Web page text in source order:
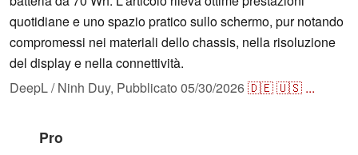
quotidiane e uno spazio pratico sullo schermo, pur notando
compromessi nei materiali dello chassis, nella risoluzione
del display e nella connettività.
DeepL / Ninh Duy, Pubblicato 05/30/2026🇩🇪🇺🇸 ...
Pro